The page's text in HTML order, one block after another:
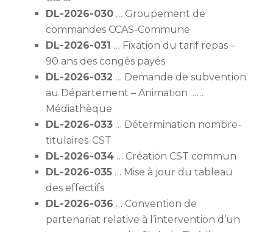
DL-2026-030 … Groupement de
commandes CCAS-Commune
DL-2026-031 … Fixation du tarif repas –
90 ans des congés payés
DL-2026-032 … Demande de subvention
au Département – Animation ……
Médiathèque
DL-2026-033 … Détermination nombre-
titulaires-CST
DL-2026-034 … Création CST commun
DL-2026-035 … Mise à jour du tableau
des effectifs
DL-2026-036 … Convention de
partenariat relative à l’intervention d’un